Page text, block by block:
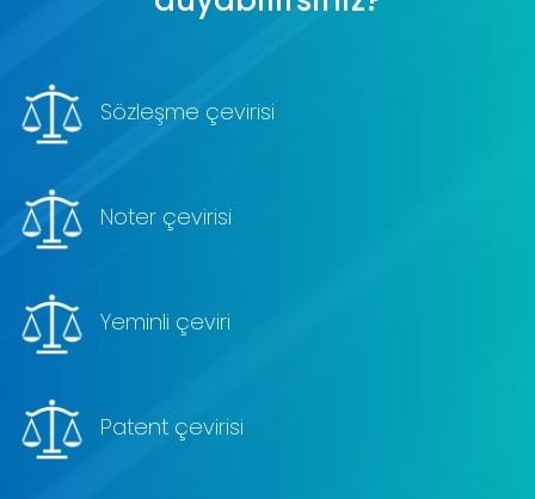
Sözleşme çevirisi
Noter çevirisi
Yeminli çeviri
Patent çevirisi